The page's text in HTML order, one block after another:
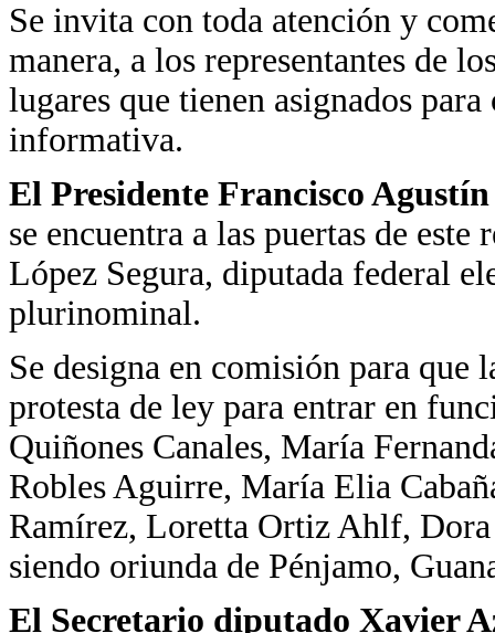
Se invita con toda atención y
manera, a los representantes de
lugares que tienen asignados
informativa.
El Presidente Francisco
se encuentra a las puertas de
López Segura, diputada federal
plurinominal.
Se designa en comisión para que
protesta de ley para entrar en
Quiñones Canales, María
Robles Aguirre, María Elia
Ramírez, Loretta Ortiz Ahlf,
siendo oriunda de Pénjamo,
El Secretario diputado Xavier